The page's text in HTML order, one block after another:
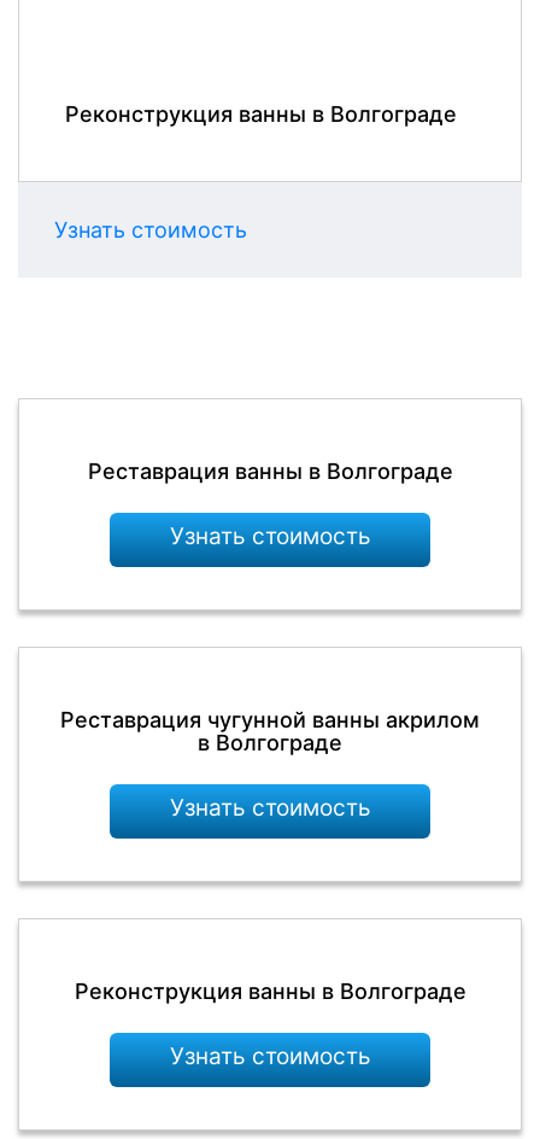
Реконструкция ванны в Волгограде
Узнать стоимость
Реставрация ванны в Волгограде
Узнать стоимость
Реставрация чугунной ванны акрилом
в Волгограде
Узнать стоимость
Реконструкция ванны в Волгограде
Узнать стоимость